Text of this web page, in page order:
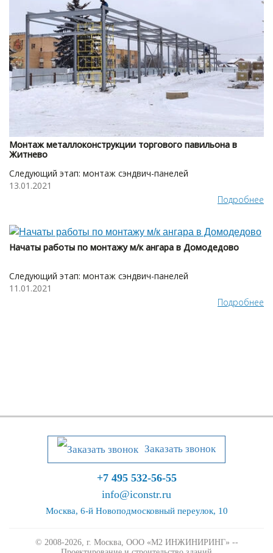
Монтаж металлоконструкции торгового павильона в
Житнево
Следующий этап: монтаж сэндвич-панелей
13.01.2021
Подробнее
Начаты работы по монтажу м/к ангара в Домодедово
Следующий этап: монтаж сэндвич-панелей
11.01.2021
Подробнее
Заказать звонок
+7 495 532-56-55
info@iconstr.ru
Москва, 6-й Новоподмосковный переулок, 10
© 2008-2026, г. Москва, ООО «М2 ИНЖИНИРИНГ» --